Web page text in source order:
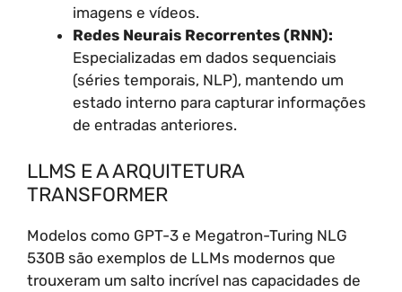
imagens e vídeos.
Redes Neurais Recorrentes (RNN):
Especializadas em dados sequenciais
(séries temporais, NLP), mantendo um
estado interno para capturar informações
de entradas anteriores.
LLMS E A ARQUITETURA
TRANSFORMER
Modelos como GPT-3 e Megatron-Turing NLG
530B são exemplos de LLMs modernos que
trouxeram um salto incrível nas capacidades de